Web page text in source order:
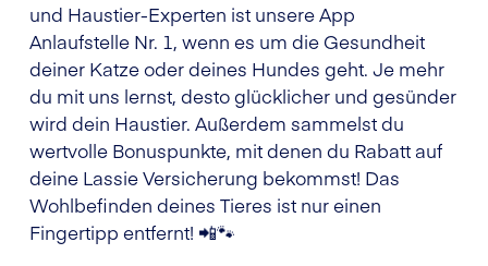
und Haustier-Experten ist unsere App
Anlaufstelle Nr. 1, wenn es um die Gesundheit
deiner Katze oder deines Hundes geht. Je mehr
du mit uns lernst, desto glücklicher und gesünder
wird dein Haustier. Außerdem sammelst du
wertvolle Bonuspunkte, mit denen du Rabatt auf
deine Lassie Versicherung bekommst! Das
Wohlbefinden deines Tieres ist nur einen
Fingertipp entfernt! 📲🐾